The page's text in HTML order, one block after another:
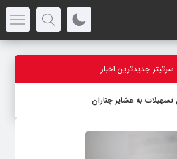
سرتیتر جدیدترین اخبار